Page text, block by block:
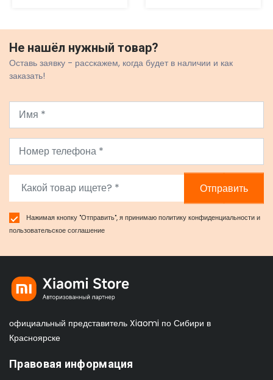
Не нашёл нужный товар?
Оставь заявку - расскажем, когда будет в наличии и как
заказать!
Отправить
Нажимая кнопку "Отправить", я принимаюполитику конфиденциальностии
пользовательское соглашение
официальный представитель Xiaomi по Сибири в
Красноярске
Правовая информация